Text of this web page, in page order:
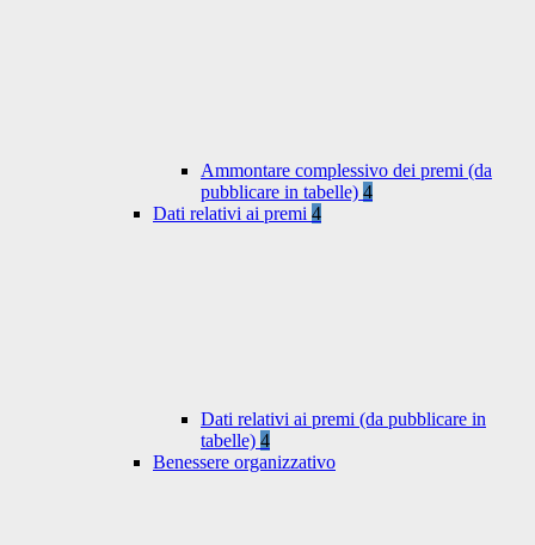
Ammontare complessivo dei premi (da
pubblicare in tabelle) 4
Dati relativi ai premi 4
Dati relativi ai premi (da pubblicare in
tabelle) 4
Benessere organizzativo